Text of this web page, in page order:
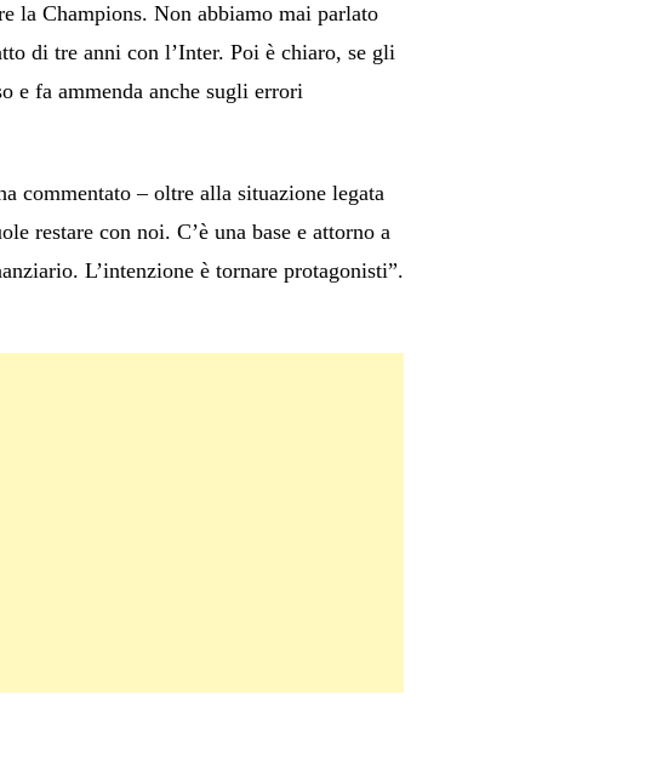
la Champions. Non abbiamo mai parlato
di tre anni con l’Inter. Poi è chiaro, se gli
e fa ammenda anche sugli errori
commentato – oltre alla situazione legata
restare con noi. C’è una base e attorno a
L’intenzione è tornare protagonisti”.